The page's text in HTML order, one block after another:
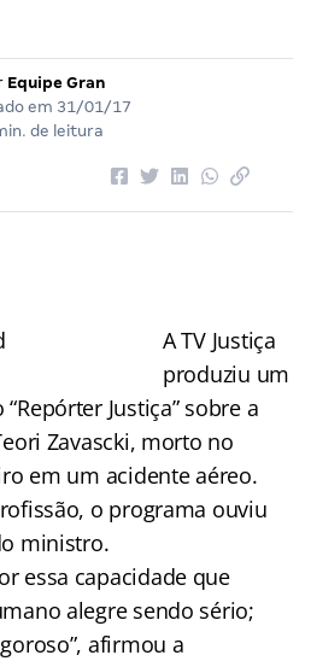
Equipe Gran
em 31/01/17
de leitura
A TV Justiça
produziu um
Justiça” sobre a
Zavascki, morto no
em um acidente aéreo.
o programa ouviu
ministro.
essa capacidade que
alegre sendo sério;
afirmou a